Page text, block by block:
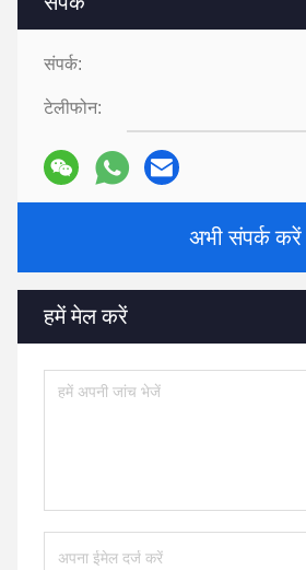
संपर्क:
टेलीफोन:
अभी संपर्क करें
हमें मेल करें